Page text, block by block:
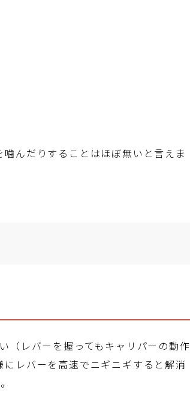
んだりすることはほぼ無いと言えま
（レバーを握ってもキャリパーの動作
レバーを高速でニギニギすると解消